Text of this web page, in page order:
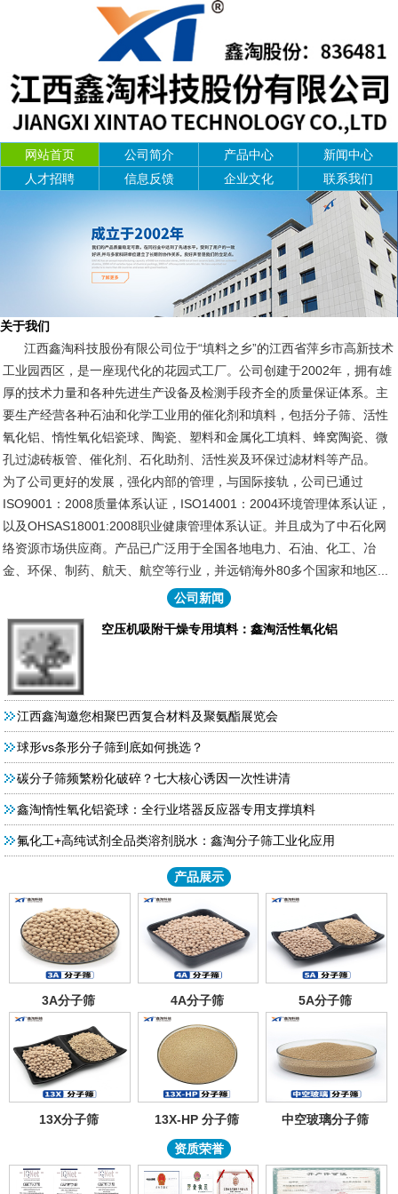
网站首页 公司简介 产品中心
新闻中心
人才招聘
信息反馈 企业文化 联系我们
关于我们
江西鑫淘科技股份有限公司位于“填料之乡”的江西省萍乡市高新技术
工业园西区，是一座现代化的花园式工厂。公司创建于2002年，拥有雄
厚的技术力量和各种先进生产设备及检测手段齐全的质量保证体系。主
要生产经营各种石油和化学工业用的催化剂和填料，包括分子筛、活性
氧化铝、惰性氧化铝瓷球、陶瓷、塑料和金属化工填料、蜂窝陶瓷、微
孔过滤砖板管、催化剂、石化助剂、活性炭及环保过滤材料等产品。
为了公司更好的发展，强化内部的管理，与国际接轨，公司已通过
ISO9001：2008质量体系认证，ISO14001：2004环境管理体系认证，
以及OHSAS18001:2008职业健康管理体系认证。并且成为了中石化网
络资源市场供应商。产品已广泛用于全国各地电力、石油、化工、冶
金、环保、制药、航天、航空等行业，并远销海外80多个国家和地区...
公司新闻
空压机吸附干燥专用填料：鑫淘活性氧化铝
江西鑫淘邀您相聚巴西复合材料及聚氨酯展览会
球形vs条形分子筛到底如何挑选？
碳分子筛频繁粉化破碎？七大核心诱因一次性讲清
鑫淘惰性氧化铝瓷球：全行业塔器反应器专用支撑填料
氟化工+高纯试剂全品类溶剂脱水：鑫淘分子筛工业化应用
产品展示
3A分子筛 4A分子筛 5A分子筛
13X分子筛 13X-HP 分子筛 中空玻璃分子筛
资质荣誉